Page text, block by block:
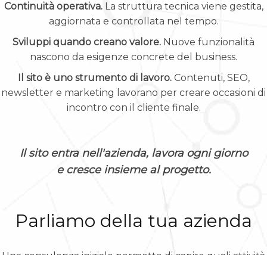
Continuità operativa.La struttura tecnica viene gestita,
aggiornata e controllata nel tempo.
Sviluppi quando creano valore. Nuove funzionalità
nascono da esigenze concrete del business.
Il sito è uno strumento di lavoro.Contenuti, SEO,
newsletter e marketing lavorano per creare occasioni di
incontro con il cliente finale.
Il sito entra nell'azienda, lavora ogni giorno
e cresce insieme al progetto.
Parliamo della tua azienda